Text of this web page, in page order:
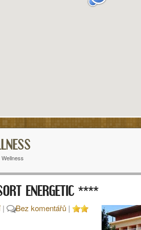
Wellness
ENERGETIC ****
| Bez komentářů |